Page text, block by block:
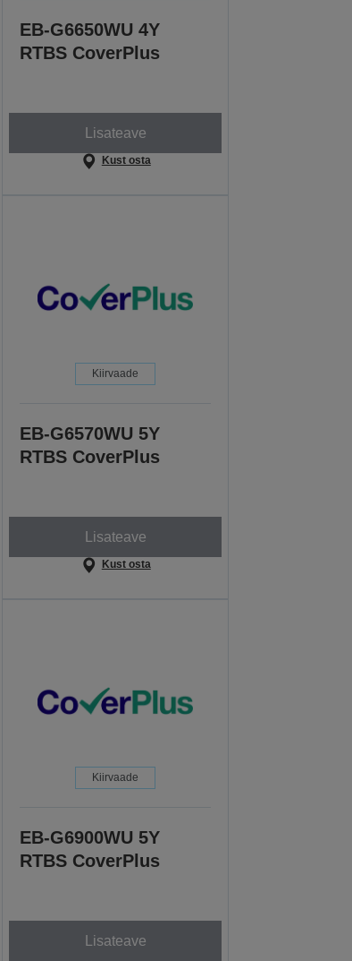
EB-G6650WU 4Y
RTBS CoverPlus
Lisateave
Kust osta
Kiirvaade
EB-G6570WU 5Y
RTBS CoverPlus
Lisateave
Kust osta
Kiirvaade
EB-G6900WU 5Y
RTBS CoverPlus
Lisateave